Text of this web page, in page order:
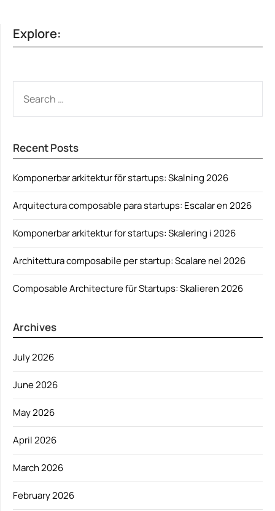
Explore:
FOR:
Recent Posts
Komponerbar arkitektur för startups: Skalning 2026
Arquitectura composable para startups: Escalar en 2026
Komponerbar arkitektur for startups: Skalering i 2026
Architettura composabile per startup: Scalare nel 2026
Composable Architecture für Startups: Skalieren 2026
Archives
July 2026
June 2026
May 2026
April 2026
March 2026
February 2026